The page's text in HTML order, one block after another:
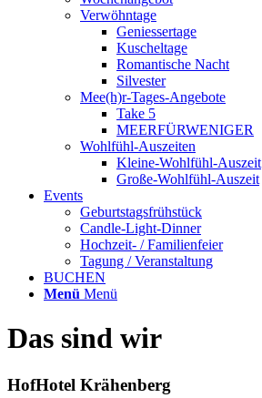
Verwöhntage
Geniessertage
Kuscheltage
Romantische Nacht
Silvester
Mee(h)r-Tages-Angebote
Take 5
MEERFÜRWENIGER
Wohlfühl-Auszeiten
Kleine-Wohlfühl-Auszeit
Große-Wohlfühl-Auszeit
Events
Geburtstagsfrühstück
Candle-Light-Dinner
Hochzeit- / Familienfeier
Tagung / Veranstaltung
BUCHEN
Menü Menü
Das sind wir
HofHotel Krähenberg